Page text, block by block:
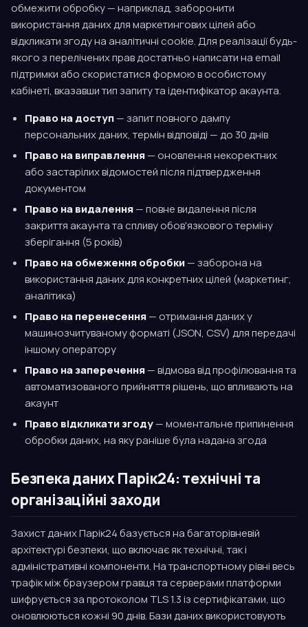
обмежити обробку — наприклад, заборонити
використання даних для маркетингових цілей або
відкликати згоду на аналітичні cookie. Для реалізації будь-
якого з перелічених прав достатньо написати на email
підтримки або скористатися формою в особистому
кабінеті, вказавши тип запиту та ідентифікатор акаунта.
Право на доступ— запит повного дампу
персональних даних, термін відповіді — до 30 днів
Право на виправлення— оновлення некоректних
або застарілих відомостей після підтвердження
документом
Право на видалення— повне видалення після
закриття акаунта та спливу обов'язкового терміну
зберігання (5 років)
Право на обмеження обробки— заборона на
використання даних для конкретних цілей (маркетинг,
аналітика)
Право на перенесення— отримання даних у
машинозчитуваному форматі (JSON, CSV) для передачі
іншому оператору
Право на заперечення— відмова від профілювання та
автоматизованого прийняття рішень, що впливають на
акаунт
Право відкликати згоду— моментальне припинення
обробки даних, на яку раніше була надана згода
Безпека даних Парік24: технічні та
організаційні заходи
Захист даних Парік24 базується на багаторівневій
архітектурі безпеки, що включає як технічні, так і
адміністративні компоненти. На транспортному рівні весь
трафік між браузером гравця та серверами платформи
шифрується за протоколом TLS 1.3 із сертифікатами, що
оновлюються кожні 90 днів. Бази даних використовують